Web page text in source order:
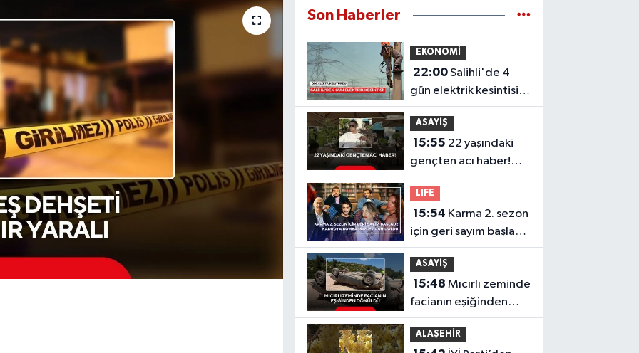
Son Haberler
EKONOMİ
22:00Salihli'de 4
gün elektrik kesintisi!
Mahalleniz listede mi?
ASAYİŞ
15:55
gençten acı haber!
Yeni aldığı motosiklet
sonu oldu
LIFE
15:54
için geri sayım başladı!
Kadroya bomba
isimler dahil oldu
ASAYİŞ
15:48 Mıcırlı zeminde
facianın eşiğinden
dönüldü
ALAŞEHİR